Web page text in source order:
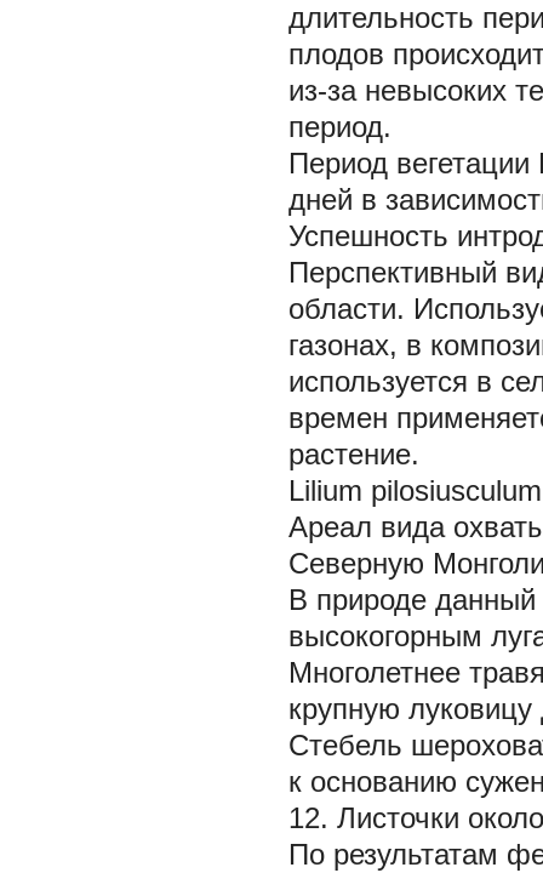
длительность
плодов
из-за невысоких
период.
Период вегетации
дней в
Успешность
Перспективный
области.
газонах, в
используется в
времен
растение.
Lilium pilosiusculum
Ареал вида
Северную
В природе
высокогорным
Многолетнее
крупную
Стебель
к основанию
12. Листочки
По результатам